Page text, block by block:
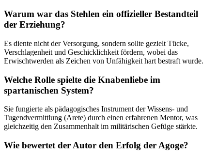
Warum war das Stehlen ein offizieller Bestandteil
der Erziehung?
Es diente nicht der Versorgung, sondern sollte gezielt Tücke,
Verschlagenheit und Geschicklichkeit fördern, wobei das
Erwischtwerden als Zeichen von Unfähigkeit hart bestraft wurde.
Welche Rolle spielte die Knabenliebe im
spartanischen System?
Sie fungierte als pädagogisches Instrument der Wissens- und
Tugendvermittlung (Arete) durch einen erfahrenen Mentor, was
gleichzeitig den Zusammenhalt im militärischen Gefüge stärkte.
Wie bewertet der Autor den Erfolg der Agoge?